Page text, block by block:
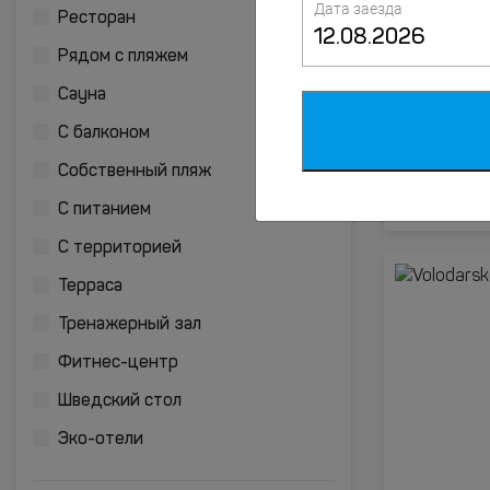
Ресторан
Рядом с пляжем
Сауна
С балконом
Собственный пляж
С питанием
С территорией
Терраса
Тренажерный зал
Фитнес-центр
Шведский стол
Эко-отели
Дата заезда